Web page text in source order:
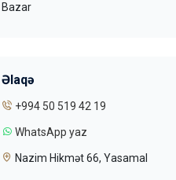
Bazar
Əlaqə
+994 50 519 42 19
WhatsApp yaz
Nazim Hikmət 66, Yasamal